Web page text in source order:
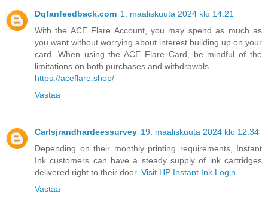
Dqfanfeedback.com 1. maaliskuuta 2024 klo 14.21
With the ACE Flare Account, you may spend as much as
you want without worrying about interest building up on your
card. When using the ACE Flare Card, be mindful of the
limitations on both purchases and withdrawals.
https://aceflare.shop/
Vastaa
Carlsjrandhardeessurvey 19. maaliskuuta 2024 klo 12.34
Depending on their monthly printing requirements, Instant
Ink customers can have a steady supply of ink cartridges
delivered right to their door. Visit HP Instant Ink Login
Vastaa